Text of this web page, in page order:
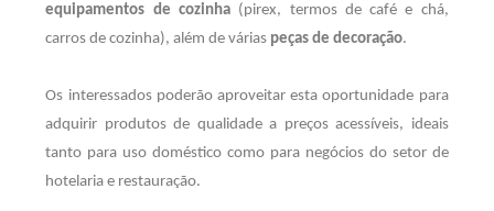
equipamentos de cozinha(pirex, termos de café e chá,
carros de cozinha), além de várias peças de decoração.
Os interessados poderão aproveitar esta oportunidade para
adquirir produtos de qualidade a preços acessíveis, ideais
tanto para uso doméstico como para negócios do setor de
hotelaria e restauração.